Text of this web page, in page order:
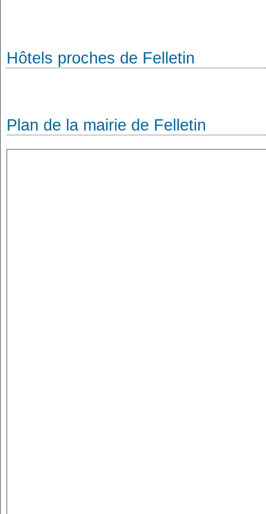
Hôtels proches de Felletin
Plan de la mairie de Felletin